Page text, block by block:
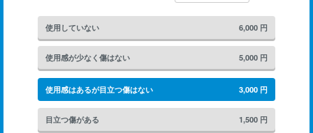
使用していない 6,000 円
使用感が少なく傷はない 5,000 円
使用感はあるが目立つ傷はない 3,000 円
目立つ傷がある 1,500 円